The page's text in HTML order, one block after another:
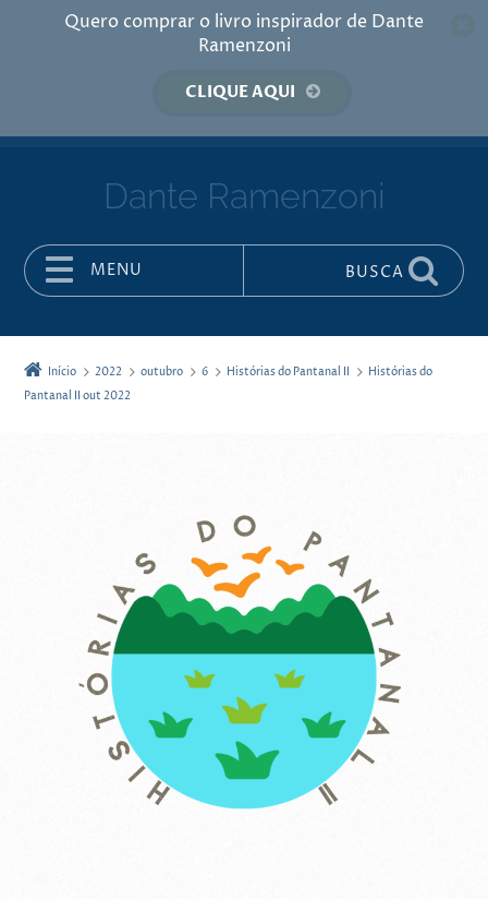
Quero comprar o livro inspirador de Dante
Ramenzoni
CLIQUE AQUI
Dante Ramenzoni
MENU BUSCA
Início 2022 outubro 6 Histórias do Pantanal II
Histórias do
Pantanal II out 2022